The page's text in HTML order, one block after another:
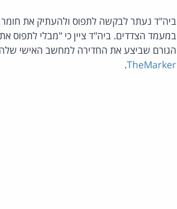
ביה"ד נעתר לבקשה לתפוס ולהעתיק את
במעמד הצדדים. ביה"ד ציין כי "מבלי
הגורם שביצע את החדירה למחשב האישי
TheMarker
.